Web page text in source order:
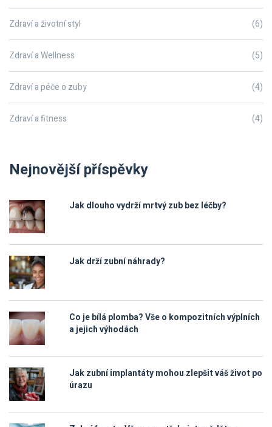
Zdraví a životní styl (6)
Zdraví a Wellness (5)
Zdraví a péče o zuby (4)
Zdraví a fitness (4)
Nejnovější příspěvky
Jak dlouho vydrží mrtvý zub bez léčby?
Jak drží zubní náhrady?
Co je bílá plomba? Vše o kompozitních výplních
a jejich výhodách
Jak zubní implantáty mohou zlepšit váš život po
úrazu